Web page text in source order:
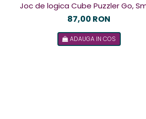
Joc de logica Cube Puzzler Go,
Games, +8 ani, lb romana
87,00 RON
ADAUGA IN COS